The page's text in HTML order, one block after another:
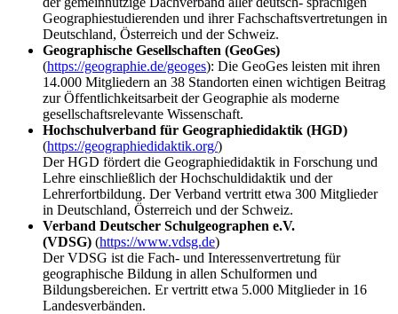
Geographiestudierenden und ihrer Fachschaftsvertretungen in
Deutschland, Österreich und der Schweiz.
Geographische Gesellschaften (GeoGes)
(https://geographie.de/geoges): Die GeoGes leisten mit ihren
14.000 Mitgliedern an 38 Standorten einen wichtigen Beitrag
zur Öffentlichkeitsarbeit der Geographie als moderne
gesellschaftsrelevante Wissenschaft.
Hochschulverband für Geographiedidaktik (HGD)
(https://geographiedidaktik.org/)
Der HGD fördert die Geographiedidaktik in Forschung und
Lehre einschließlich der Hochschuldidaktik und der
Lehrerfortbildung. Der Verband vertritt etwa 300 Mitglieder
in Deutschland, Österreich und der Schweiz.
Verband Deutscher Schulgeographen e.V.
(VDSG) (https://www.vdsg.de)
Der VDSG ist die Fach- und Interessenvertretung für
geographische Bildung in allen Schulformen und
Bildungsbereichen. Er vertritt etwa 5.000 Mitglieder in 16
Landesverbänden.